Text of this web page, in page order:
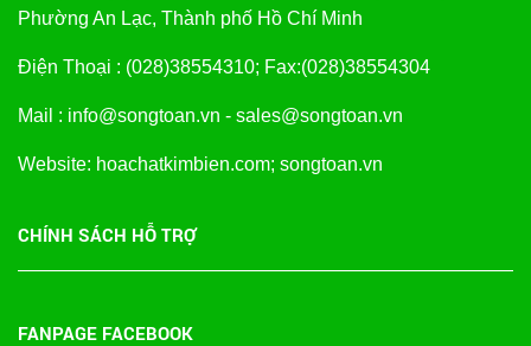
Phường An Lạc, Thành phố Hồ Chí Minh
Điện Thoại : (028)38554310; Fax:(028)38554304
Mail : info@songtoan.vn - sales@songtoan.vn
Website: hoachatkimbien.com; songtoan.vn
CHÍNH SÁCH HỖ TRỢ
FANPAGE FACEBOOK